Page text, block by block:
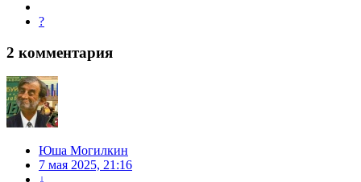
?
2 комментария
Юша Могилкин
7 мая 2025, 21:16